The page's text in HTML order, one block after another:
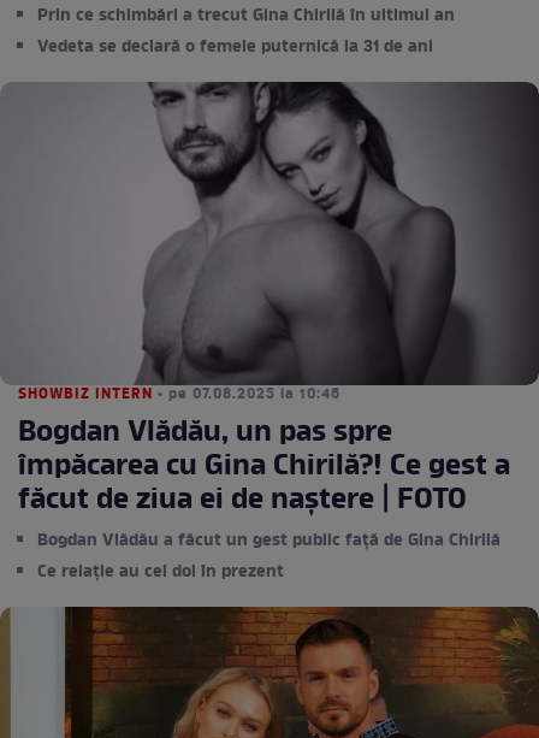
Prin ce schimbări a trecut Gina Chirilă în ultimul an
Vedeta se declară o femeie puternică la 31 de ani
SHOWBIZ INTERN • pe 07.08.2025 la 10:46
Bogdan Vlădău, un pas spre
împăcarea cu Gina Chirilă?! Ce gest a
făcut de ziua ei de naștere | FOTO
Bogdan Vlădău a făcut un gest public față de Gina Chirilă
Ce relație au cei doi în prezent